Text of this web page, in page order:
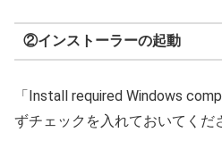
②インストーラーの起動
「Install required Windows
ずチェックを入れておいてくだ